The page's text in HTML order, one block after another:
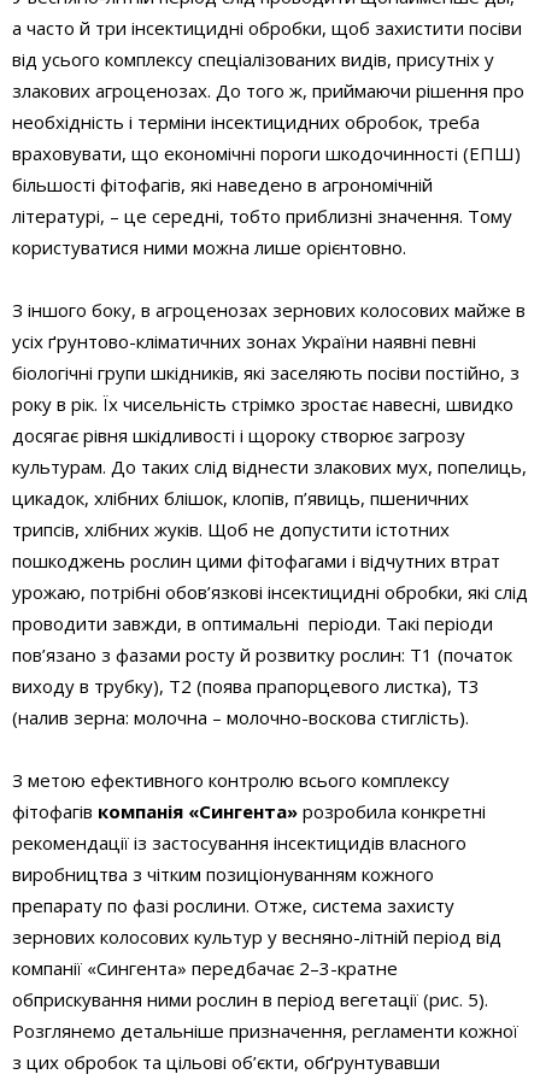
а часто й три інсектицидні обробки, щоб захистити посіви
від усього комплексу спеціалізованих видів, присутніх у
злакових агроценозах. До того ж, приймаючи рішення про
необхідність і терміни інсектицидних обробок, треба
враховувати, що економічні пороги шкодочинності (ЕПШ)
більшості фітофагів, які наведено в агрономічній
літературі, – це середні, тобто приблизні значення. Тому
користуватися ними можна лише орієнтовно.
З іншого боку, в агроценозах зернових колосових майже в
усіх ґрунтово-кліматичних зонах України наявні певні
біологічні групи шкідників, які заселяють посіви постійно, з
року в рік. Їх чисельність стрімко зростає навесні, швидко
досягає рівня шкідливості і щороку створює загрозу
культурам. До таких слід віднести злакових мух, попелиць,
цикадок, хлібних блішок, клопів, п’явиць, пшеничних
трипсів, хлібних жуків. Щоб не допустити істотних
пошкоджень рослин цими фітофагами і відчутних втрат
урожаю, потрібні обов’язкові інсектицидні обробки, які слід
проводити завжди, в оптимальні періоди. Такі періоди
пов’язано з фазами росту й розвитку рослин: Т1 (початок
виходу в трубку), Т2 (поява прапорцевого листка), Т3
(налив зерна: молочна – молочно-воскова стиглість).
З метою ефективного контролю всього комплексу
фітофагів компанія «Сингента» розробила конкретні
рекомендації із застосування інсектицидів власного
виробництва з чітким позиціонуванням кожного
препарату по фазі рослини. Отже, система захисту
зернових колосових культур у весняно-літній період від
компанії «Сингента» передбачає 2–3-кратне
обприскування ними рослин в період вегетації (рис. 5).
Розглянемо детальніше призначення, регламенти кожної
з цих обробок та цільові об’єкти, обґрунтувавши